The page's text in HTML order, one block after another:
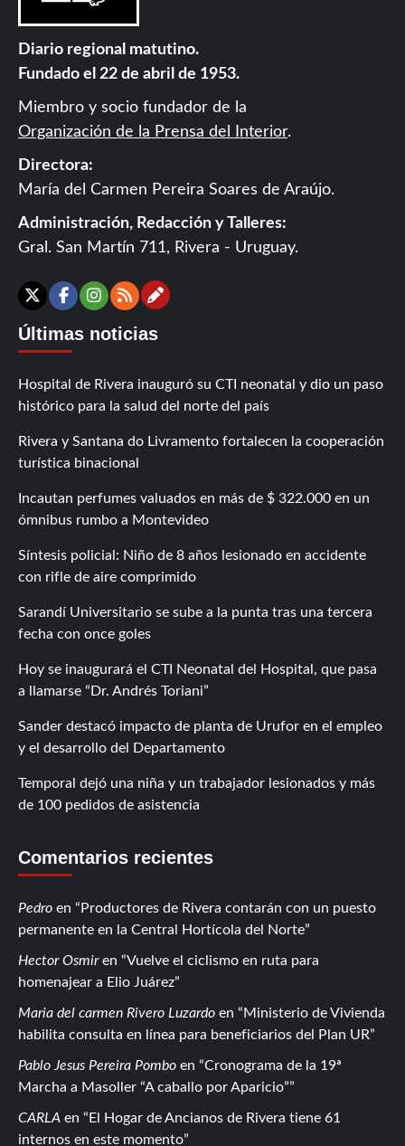
Diario regional matutino.
Fundado el 22 de abril de 1953.
Miembro y socio fundador de la
Organización de la Prensa del Interior.
Directora:
María del Carmen Pereira Soares de Araújo.
Administración, Redacción y Talleres:
Gral. San Martín 711, Rivera - Uruguay.
X Facebook
Instagram
RSSContáctanos
Últimas noticias
Hospital de Rivera inauguró su CTI neonatal y dio un paso
histórico para la salud del norte del país
Rivera y Santana do Livramento fortalecen la cooperación
turística binacional
Incautan perfumes valuados en más de $ 322.000 en un
ómnibus rumbo a Montevideo
Síntesis policial: Niño de 8 años lesionado en accidente
con rifle de aire comprimido
Sarandí Universitario se sube a la punta tras una tercera
fecha con once goles
Hoy se inaugurará el CTI Neonatal del Hospital, que pasa
a llamarse “Dr. Andrés Toriani”
Sander destacó impacto de planta de Urufor en el empleo
y el desarrollo del Departamento
Temporal dejó una niña y un trabajador lesionados y más
de 100 pedidos de asistencia
Comentarios recientes
Pedro en
Productores de Rivera contarán con un puesto
permanente en la Central Hortícola del Norte
Hector Osmiren
Vuelve el ciclismo en ruta para
homenajear a Elio Juárez
Maria del carmen Rivero Luzardo en
Ministerio de Vivienda
habilita consulta en línea para beneficiarios del Plan UR
Pablo Jesus Pereira Pombo en
Cronograma de la 19ª
Marcha a Masoller “A caballo por Aparicio”
CARLA en
El Hogar de Ancianos de Rivera tiene 61
internos en este momento